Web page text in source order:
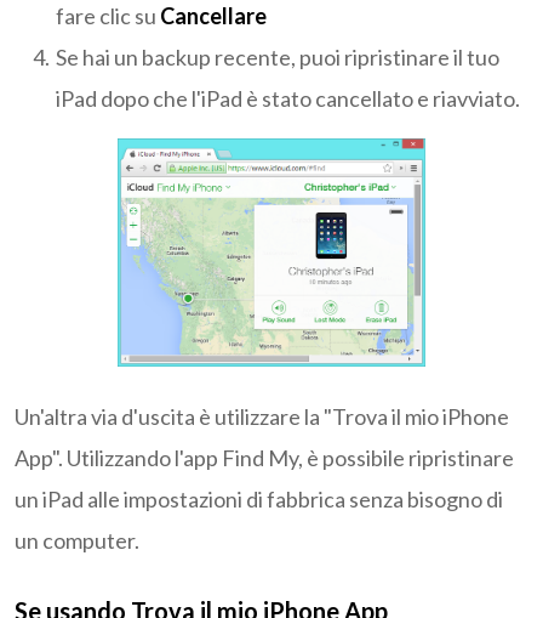
fare clic su Cancellare
Se hai un backup recente, puoi ripristinare il tuo
iPad dopo che l'iPad è stato cancellato e riavviato.
Un'altra via d'uscita è utilizzare la "Trova il mio iPhone
App". Utilizzando l'app Find My, è possibile ripristinare
un iPad alle impostazioni di fabbrica senza bisogno di
un computer.
Se usando Trova il mio iPhone App